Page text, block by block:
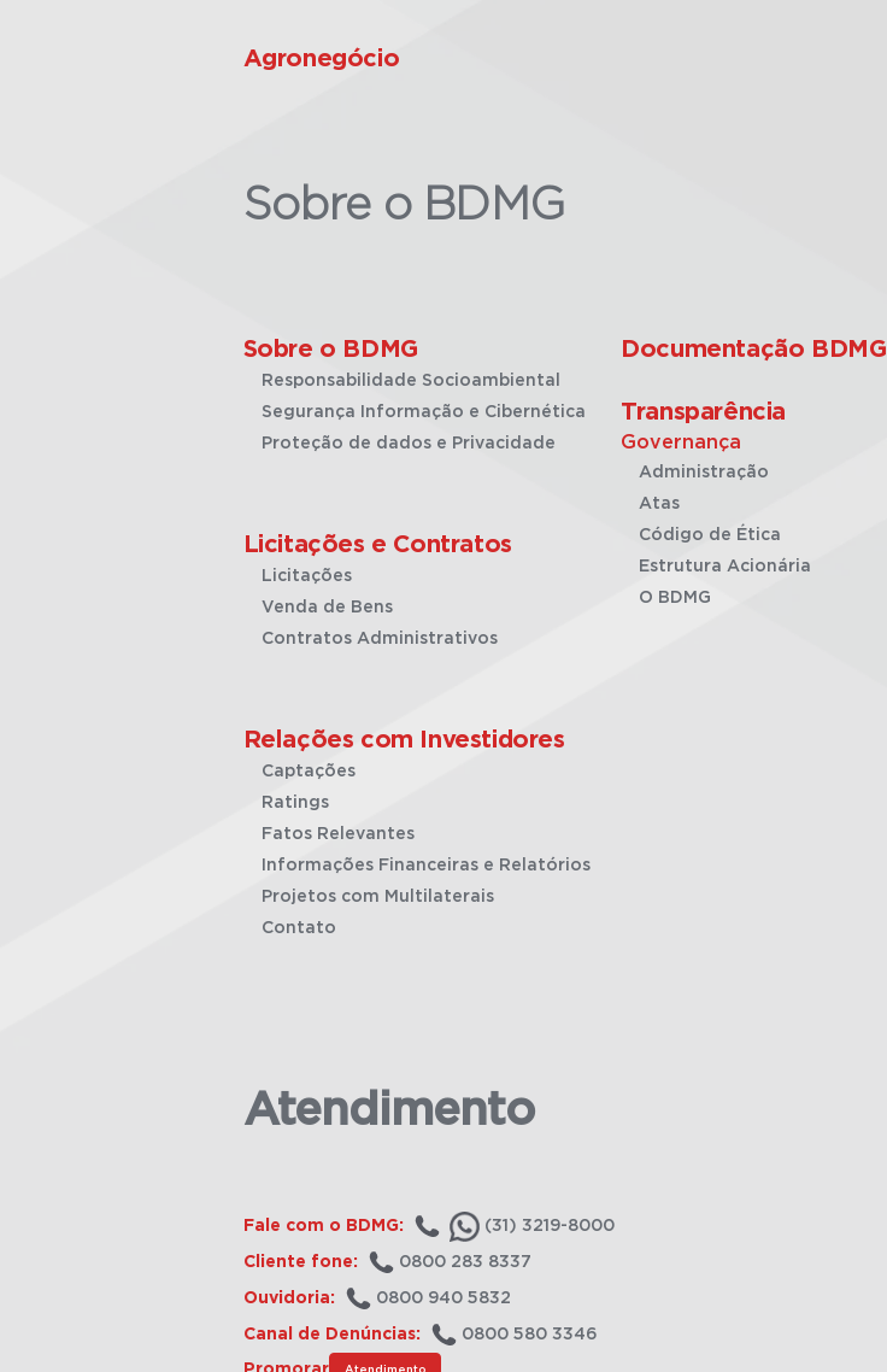
Agronegócio
Sobre o BDMG
Sobre o BDMG
Responsabilidade Socioambiental
Segurança Informação e Cibernética
Proteção de dados e Privacidade
Licitações e Contratos
Licitações
Venda de Bens
Contratos Administrativos
Relações com Investidores
Captações
Ratings
Fatos Relevantes
Informações Financeiras e Relatórios
Projetos com Multilaterais
Contato
Documentação BDMG
Transparência
Governança
Administração
Atas
Código de Ética
Estrutura Acionária
O BDMG
Atendimento
Fale com o BDMG: (31) 3219-8000
Cliente fone: 0800 283 8337
Ouvidoria: 0800 940 5832
Canal de Denúncias: 0800 580 3346
Atendimento